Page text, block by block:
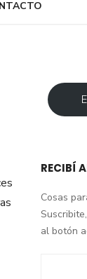
RECIBÍ
Cosas
al botón